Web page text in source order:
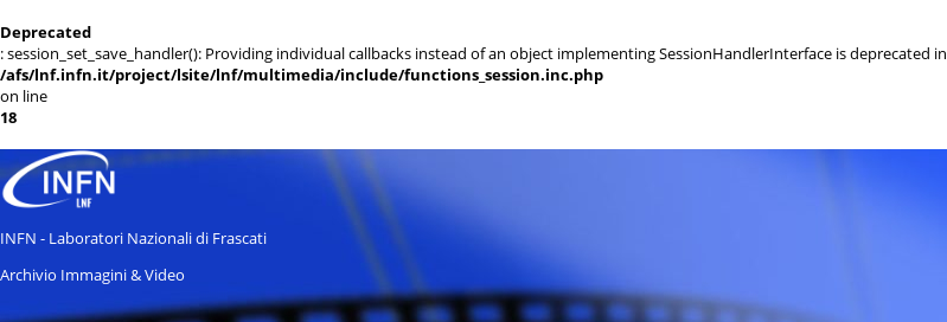
Deprecated
: session_set_save_handler(): Providing individual callbacks instead of an object implementing SessionHandlerInterface is deprecated in
/afs/lnf.infn.it/project/lsite/lnf/multimedia/include/functions_session.inc.php
on line
18
INFN - Laboratori Nazionali di Frascati
Archivio Immagini & Video